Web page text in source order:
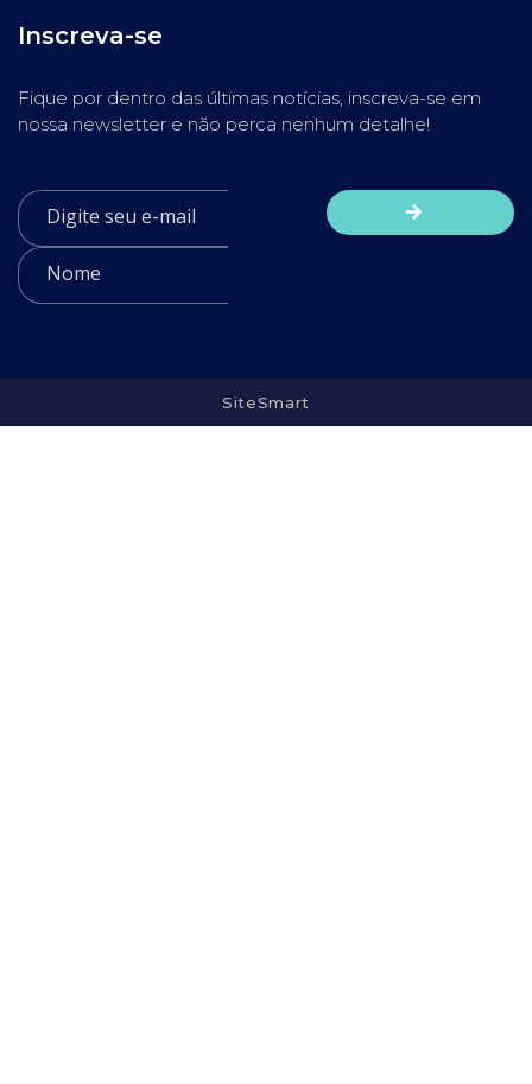
Inscreva-se
Fique por dentro das últimas notícias, inscreva-se em
nossa newsletter e não perca nenhum detalhe!
SiteSmart